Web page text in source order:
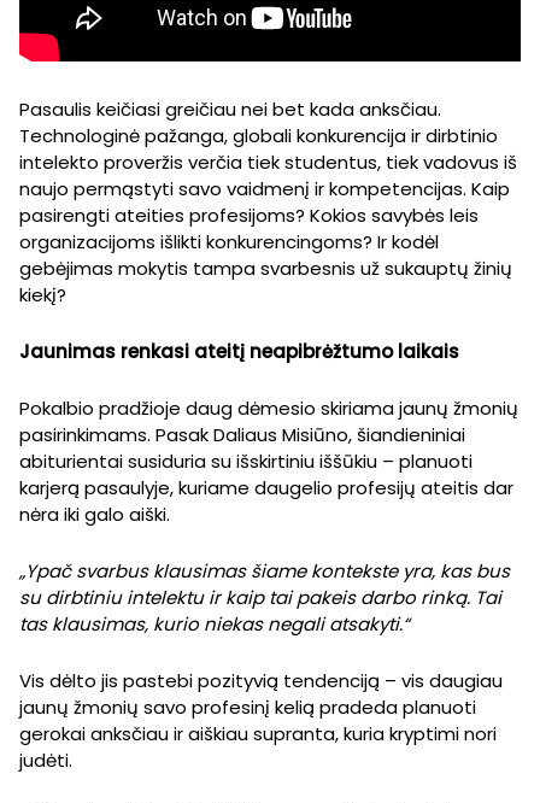
Pasaulis keičiasi greičiau nei bet kada anksčiau.
Technologinė pažanga, globali konkurencija ir dirbtinio
intelekto proveržis verčia tiek studentus, tiek vadovus iš
naujo permąstyti savo vaidmenį ir kompetencijas. Kaip
pasirengti ateities profesijoms? Kokios savybės leis
organizacijoms išlikti konkurencingoms? Ir kodėl
gebėjimas mokytis tampa svarbesnis už sukauptų žinių
kiekį?
Jaunimas renkasi ateitį neapibrėžtumo laikais
Pokalbio pradžioje daug dėmesio skiriama jaunų žmonių
pasirinkimams. Pasak Daliaus Misiūno, šiandieniniai
abiturientai susiduria su išskirtiniu iššūkiu – planuoti
karjerą pasaulyje, kuriame daugelio profesijų ateitis dar
nėra iki galo aiški.
„Ypač svarbus klausimas šiame kontekste yra, kas bus
su dirbtiniu intelektu ir kaip tai pakeis darbo rinką. Tai
tas klausimas, kurio niekas negali atsakyti.“
Vis dėlto jis pastebi pozityvią tendenciją – vis daugiau
jaunų žmonių savo profesinį kelią pradeda planuoti
gerokai anksčiau ir aiškiau supranta, kuria kryptimi nori
judėti.